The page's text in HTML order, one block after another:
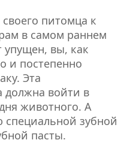
питомца к
в самом раннем
упущен, вы, как
и постепенно
Эта
должна войти в
животного. А
зубной
пасты.